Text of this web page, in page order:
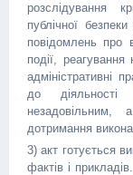
розслідування
публічної
повідомлень про
події,
адміністративні
до діяльності
незадовільним,
дотримання
3) акт готується
фактів і